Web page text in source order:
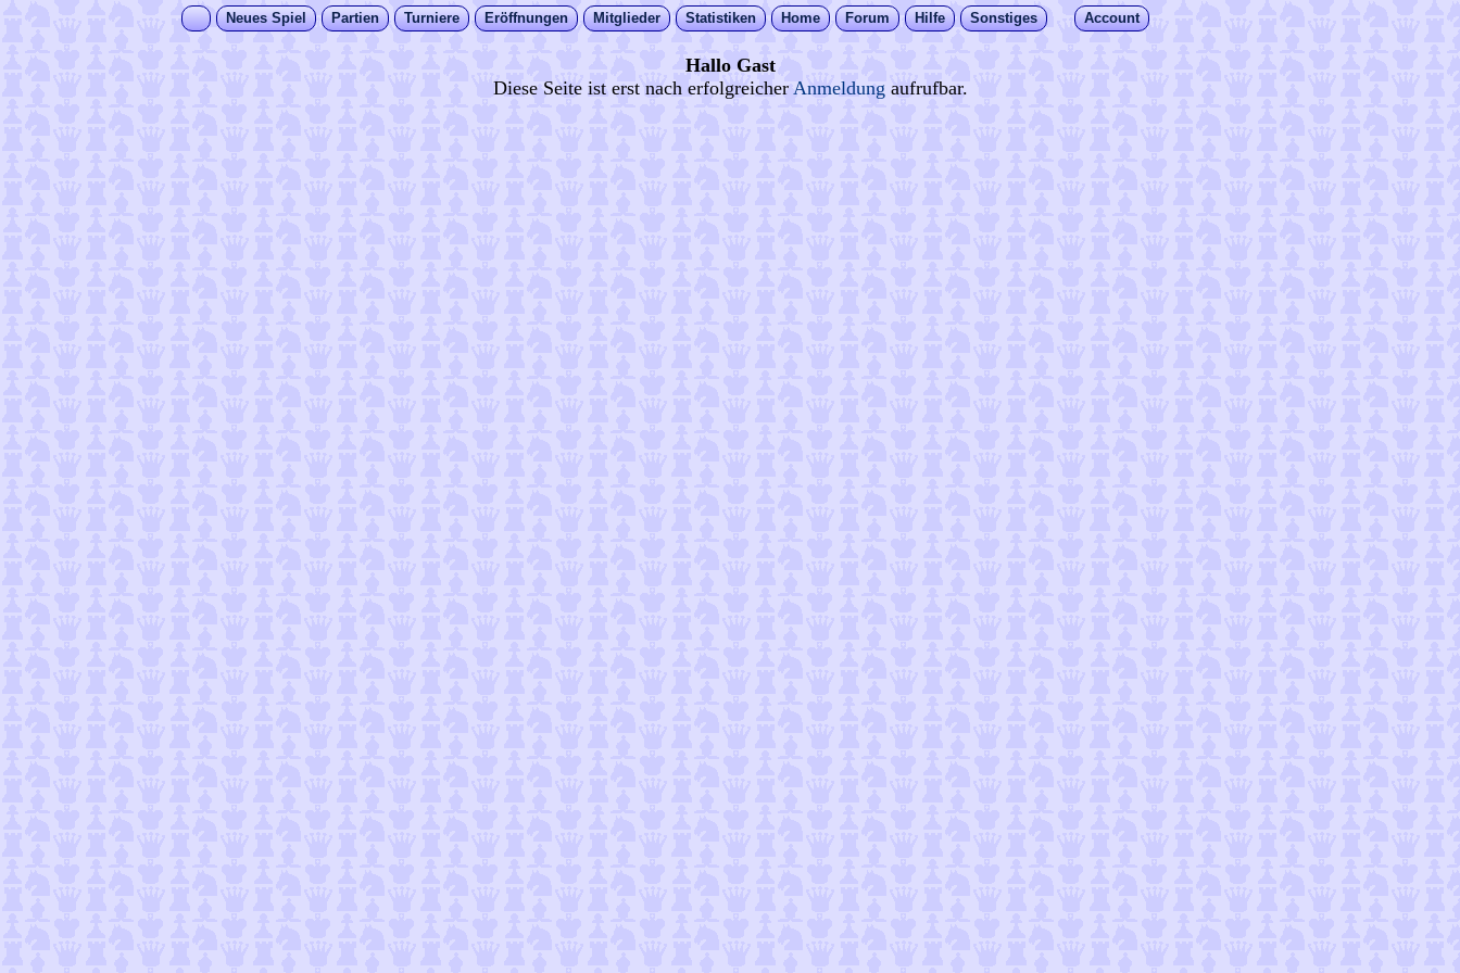
Neues Spiel Partien Turniere Eröffnungen Mitglieder Statistiken Home Forum Hilfe Sonstiges Account
Hallo Gast
Diese Seite ist erst nach erfolgreicher Anmeldung aufrufbar.